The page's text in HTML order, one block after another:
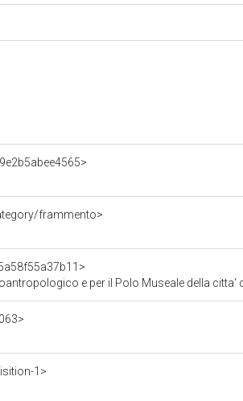
frammento>
e per il Polo Museale della citta' di
1>